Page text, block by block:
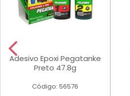
Adesivo Epoxi Pegatanke
Preto 47.8g
Código: 56576